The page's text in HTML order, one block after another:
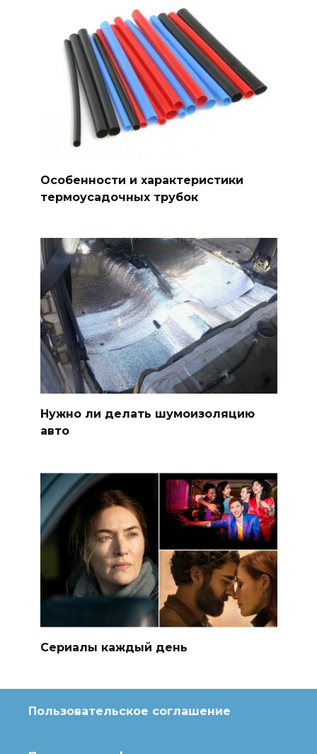
Особенности и характеристики
термоусадочных трубок
Нужно ли делать шумоизоляцию
авто
Сериалы каждый день
Пользовательское соглашение